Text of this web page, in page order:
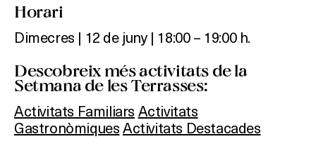
Activitats
On?
Horari
Dimecres | 12 de juny | 18:00 – 19:00 h.
Descobreix més activitats de la
Setmana de les Terrasses:
Activitats Familiars Activitats
GastronòmiquesActivitats Destacades